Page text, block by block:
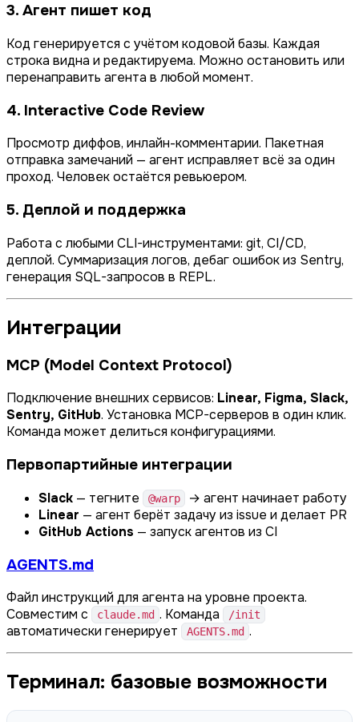
3. Агент пишет код
Код генерируется с учётом кодовой базы. Каждая
строка видна и редактируема. Можно остановить или
перенаправить агента в любой момент.
4. Interactive Code Review
Просмотр диффов, инлайн-комментарии. Пакетная
отправка замечаний — агент исправляет всё за один
проход. Человек остаётся ревьюером.
5. Деплой и поддержка
Работа с любыми CLI-инструментами: git, CI/CD,
деплой. Суммаризация логов, дебаг ошибок из Sentry,
генерация SQL-запросов в REPL.
Интеграции
MCP (Model Context Protocol)
Подключение внешних сервисов: Linear, Figma, Slack,
Sentry, GitHub. Установка MCP-серверов в один клик.
Команда может делиться конфигурациями.
Первопартийные интеграции
Slack — тегните @warp
→ агент начинает работу
Linear — агент берёт задачу из issue и делает PR
GitHub Actions — запуск агентов из CI
AGENTS.md
Файл инструкций для агента на уровне проекта.
Совместим с
claude.md . Команда /init
автоматически генерирует AGENTS.md .
Терминал: базовые возможности